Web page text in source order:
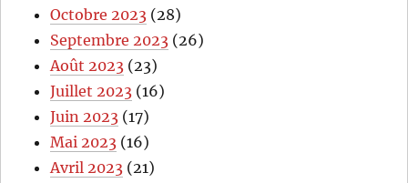
Octobre 2023 (28)
Septembre 2023 (26)
Août 2023 (23)
Juillet 2023 (16)
Juin 2023 (17)
Mai 2023 (16)
Avril 2023 (21)